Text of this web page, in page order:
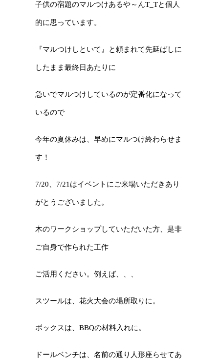
子供の宿題のマルつけあるや～んT_Tと個人
的に思っています。
『マルつけしといて』と頼まれて先延ばしに
したまま最終日あたりに
急いでマルつけしているのが定番化になって
いるので
今年の夏休みは、早めにマルつけ終わらせま
す！
7/20、7/21はイベントにご来場いただきあり
がとうございました。
木のワークショップしていただいた方、是非
ご自身で作られた工作
ご活用ください。例えば、、、
スツールは、花火大会の場所取りに。
ボックスは、BBQの材料入れに。
ドールベンチは、名前の通り人形座らせてあ